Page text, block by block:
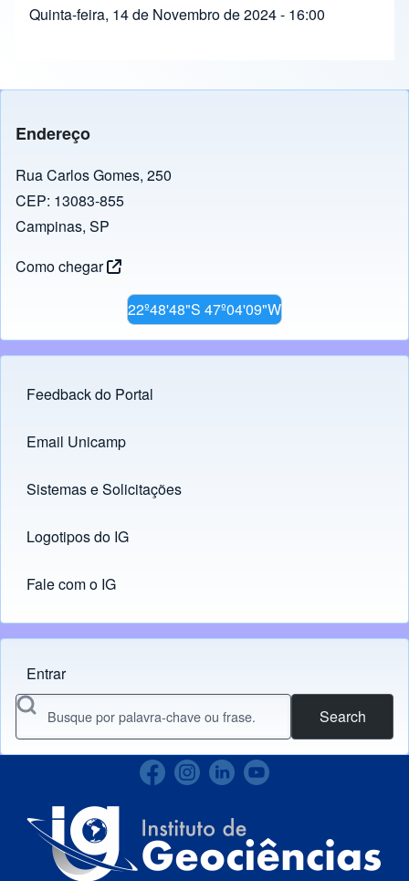
Quinta-feira, 14 de Novembro de 2024 - 16:00
Endereço
Rua Carlos Gomes, 250
CEP: 13083-855
Campinas, SP
Como chegar
22º48'48"S 47º04'09"W
Footer menu
Feedback do Portal
Links
Email Unicamp
(opens in new tab)
Sistemas e Solicitações
(opens in new tab)
Logotipos do IG
(opens in new tab)
Fale com o IG
Menu do usuário
Entrar
Search